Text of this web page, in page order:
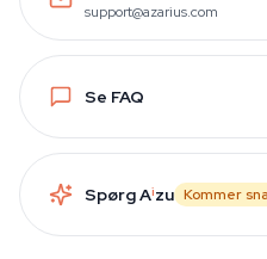
support@azarius.com
Se FAQ
Spørg Aizu Kommer